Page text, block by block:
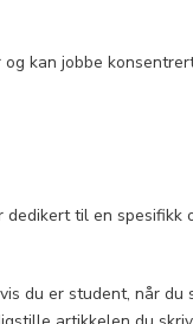
kan jobbe
til en
du er student, når